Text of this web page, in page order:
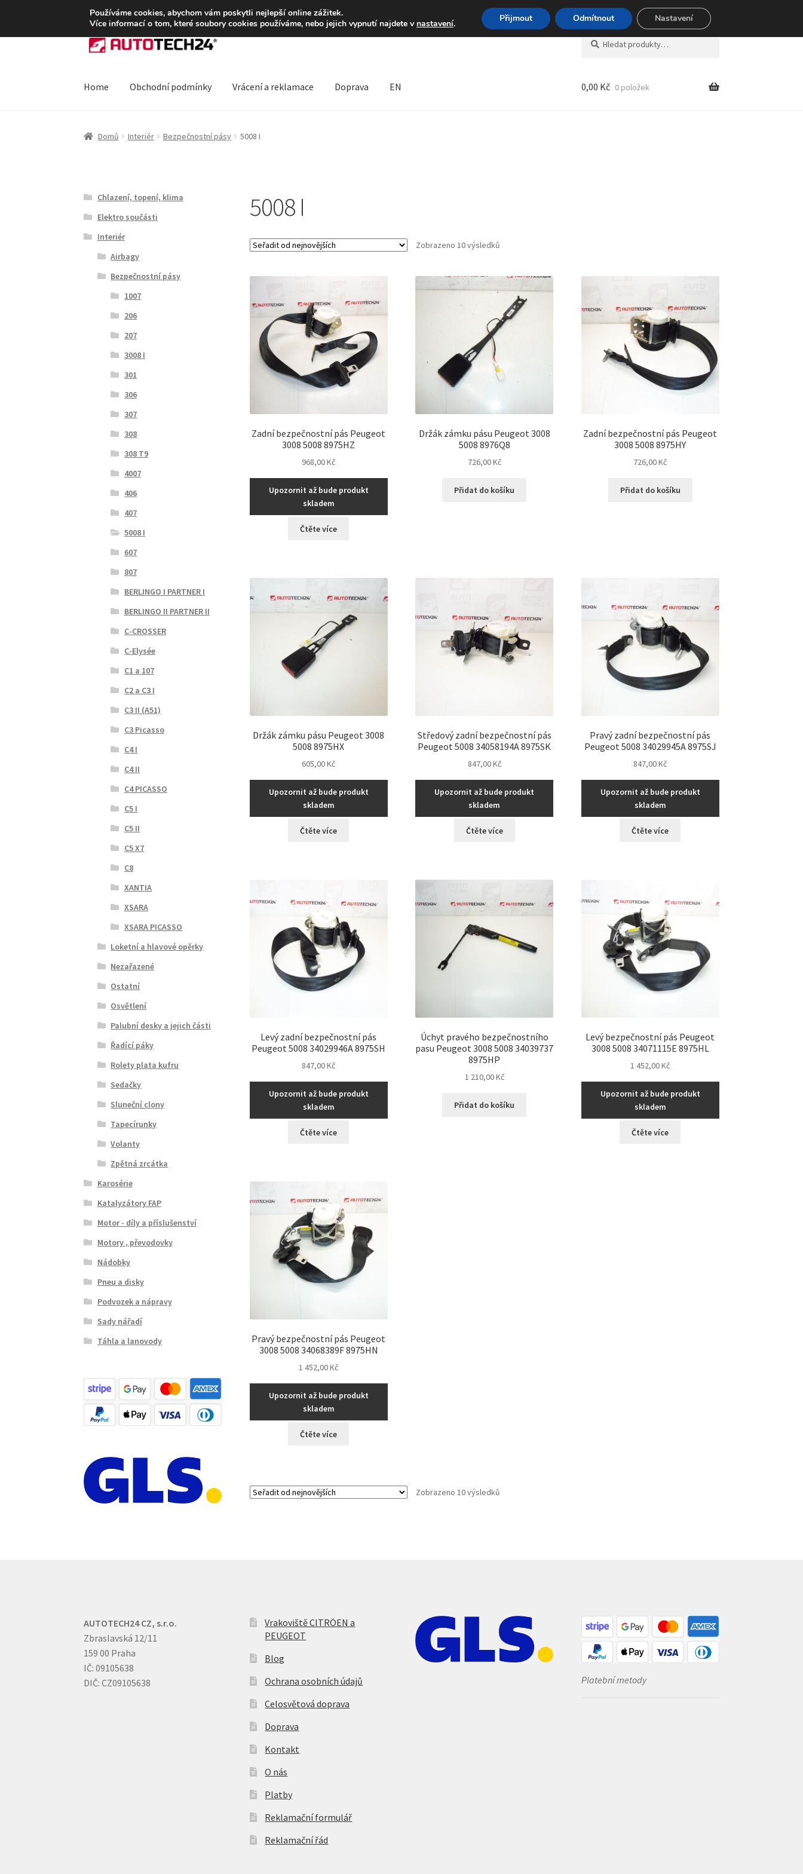
DOPRAVA od 139,-Kč Volejte po-pá 9-16 704 494 494
Přeskočit
na
Přejít
webu
Hledat:
Hledat
Home Obchodní podmínky Vrácení a reklamace Doprava EN 0,00 Kč 0 položek
Domů Interiér Bezpečnostní pásy 5008 I
5008 I
Zobrazeno 10 výsledkůSeřazeno
Zadní bezpečnostní pás Peugeot
3008 5008 8975HZ
968,00Kč
Upozornit až bude produkt
skladem
Čtěte více
Držák zámku pásu Peugeot 3008
5008 8976Q8
726,00Kč
Přidat do košíku
Zadní bezpečnostní pás Peugeot
3008 5008 8975HY
726,00Kč
Přidat do košíku
Držák zámku pásu Peugeot 3008
5008 8975HX
605,00Kč
Upozornit až bude produkt
skladem
Čtěte více
Středový zadní bezpečnostní pás
Peugeot 5008 34058194A 8975SK
847,00Kč
Upozornit až bude produkt
skladem
Čtěte více
Pravý zadní bezpečnostní pás
Peugeot 5008 34029945A 8975SJ
847,00Kč
Upozornit až bude produkt
skladem
Čtěte více
Levý zadní bezpečnostní pás
Peugeot 5008 34029946A 8975SH
847,00Kč
Upozornit až bude produkt
skladem
Čtěte více
Úchyt pravého bezpečnostního
pasu Peugeot 3008 5008 34039737
8975HP
1 210,00Kč
Přidat do košíku
Levý bezpečnostní pás Peugeot
3008 5008 34071115E 8975HL
1 452,00Kč
Upozornit až bude produkt
skladem
Čtěte více
Pravý bezpečnostní pás Peugeot
3008 5008 34068389F 8975HN
1 452,00Kč
Upozornit až bude produkt
skladem
Čtěte více
Zobrazeno 10 výsledkůSeřazeno
Chlazení, topení, klima
Elektro součásti
Interiér
Airbagy
Bezpečnostní pásy
1007
206
207
3008 I
301
306
307
308
308 T9
4007
406
407
5008 I
607
807
BERLINGO I PARTNER I
BERLINGO II PARTNER II
C-CROSSER
C-Elysée
C1 a 107
C2 a C3 I
C3 II (A51)
C3 Picasso
C4 I
C4 II
C4 PICASSO
C5 I
C5 II
C5 X7
C8
XANTIA
XSARA
XSARA PICASSO
Loketní a hlavové opěrky
Nezařazené
Ostatní
Osvětlení
Palubní desky a jejich části
Řadící páky
Rolety plata kufru
Sedačky
Sluneční clony
Tapecírunky
Volanty
Zpětná zrcátka
Karosérie
Katalyzátory FAP
Motor - díly a příslušenství
Motory , převodovky
Nádobky
Pneu a disky
Podvozek a nápravy
Sady nářadí
Táhla a lanovody
AUTOTECH24 CZ, s.r.o.
Zbraslavská 12/11
159 00 Praha
IČ: 09105638
DIČ: CZ09105638
Vrakoviště CITRÖEN a
PEUGEOT
Blog
Ochrana osobních údajů
Celosvětová doprava
Doprava
Kontakt
O nás
Platby
Reklamační formulář
Reklamační řád
Platební metody
Používáme cookies, abychom vám poskytli nejlepší online zážitek.
Více informací o tom, které soubory cookies používáme, nebo jejich vypnutí najdete v nastavení. Přijmout Odmítnout Nastavení